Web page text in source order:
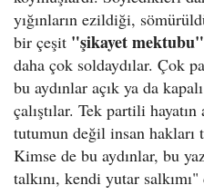
yığınların ezildiği,
bir çeşit "şikayet mektubu"
daha çok soldaydılar. Çok
bu aydınlar açık ya da
çalıştılar. Tek partili
tutumun değil insan hakları
Kimse de bu aydınlar, bu
talkını, kendi yutar